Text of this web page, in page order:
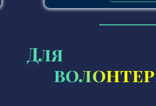
Для